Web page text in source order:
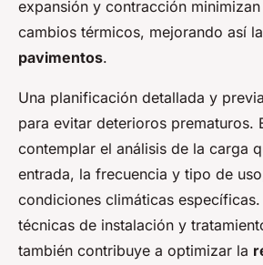
expansión y contracción
cambios térmicos, mejorando así la
pavimentos.
Una planificación detallada y
para evitar deterioros prematuros.
contemplar el análisis de la carga
entrada, la frecuencia y tipo de
condiciones climáticas
técnicas de instalación y
también contribuye a optimizar la